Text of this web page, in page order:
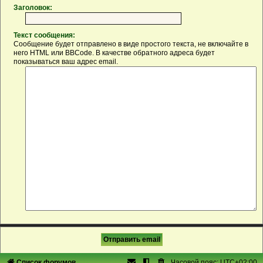
Заголовок:
Текст сообщения:
Сообщение будет отправлено в виде простого текста, не включайте в
него HTML или BBCode. В качестве обратного адреса будет
показываться ваш адрес email.